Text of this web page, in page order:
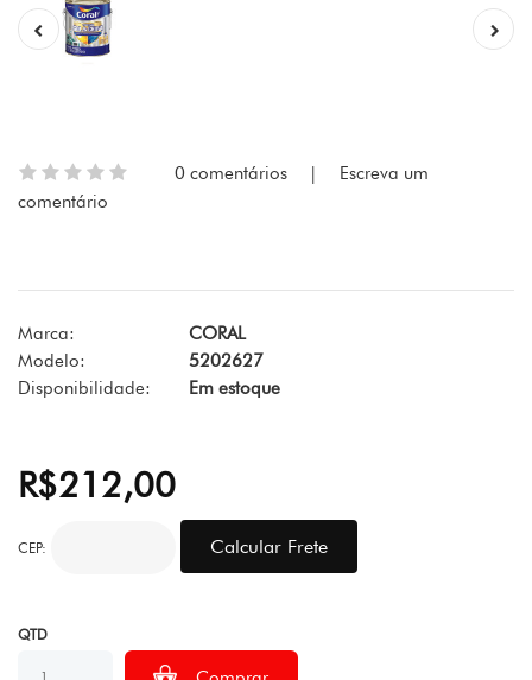
0 comentários | Escreva um
comentário
Marca:
CORAL
Modelo:
5202627
Disponibilidade:
Em estoque
R$212,00
CEP:
QTD